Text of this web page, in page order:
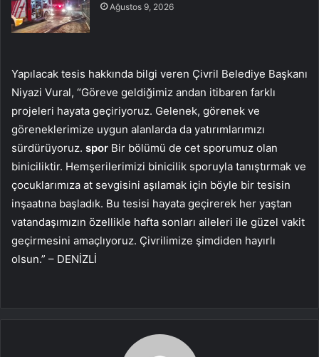
Ağustos 9, 2026
Yapılacak tesis hakkında bilgi veren Çivril Belediye Başkanı
Niyazi Vural, “Göreve geldiğimiz andan itibaren farklı
projeleri hayata geçiriyoruz. Gelenek, görenek ve
göreneklerimize uygun alanlarda da yatırımlarımızı
sürdürüyoruz. spor Bir bölümü de cet sporumuz olan
biniciliktir. Hemşerilerimizi binicilik sporuyla tanıştırmak ve
çocuklarımıza at sevgisini aşılamak için böyle bir tesisin
inşaatına başladık. Bu tesisi hayata geçirerek her yaştan
vatandaşımızın özellikle hafta sonları aileleri ile güzel vakit
geçirmesini amaçlıyoruz. Çivrilimize şimdiden hayırlı
olsun.” – DENİZLİ